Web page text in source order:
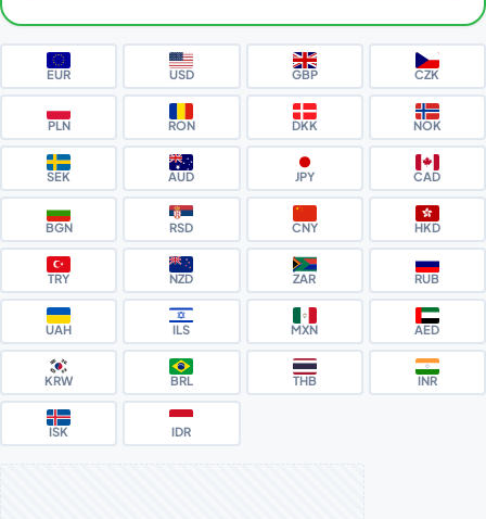
EUR USD GBP CZK
PLN RON DKK NOK
SEK AUD JPY CAD
BGN RSD CNY HKD
TRY NZD ZAR RUB
UAH ILS MXN AED
KRW BRL THB INR
ISK IDR